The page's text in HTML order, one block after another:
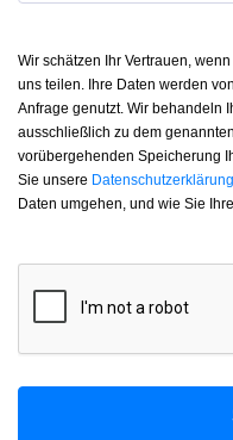
Wir schätzen Ihr Vertrauen,
uns teilen. Ihre Daten werden
Anfrage genutzt. Wir behandeln
ausschließlich zu dem
vorübergehenden Speicherung
Sie unsere Datenschutzerklärung
Daten umgehen, und wie Sie